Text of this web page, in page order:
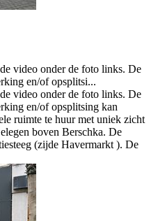
video onder de foto links. De
en/of opsplitsi...
video onder de foto links. De
en/of opsplitsing kan
ruimte te huur met uniek zicht
boven Berschka. De
(zijde Havermarkt ). De